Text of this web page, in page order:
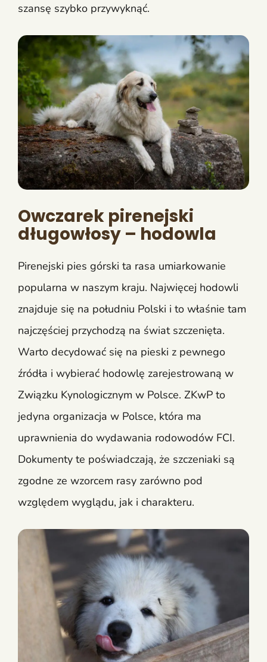
szansę szybko przywyknąć.
Owczarek pirenejski
długowłosy – hodowla
Pirenejski pies górski ta rasa umiarkowanie
popularna w naszym kraju. Najwięcej hodowli
znajduje się na południu Polski i to właśnie tam
najczęściej przychodzą na świat szczenięta.
Warto decydować się na pieski z pewnego
źródła i wybierać hodowlę zarejestrowaną w
Związku Kynologicznym w Polsce. ZKwP to
jedyna organizacja w Polsce, która ma
uprawnienia do wydawania rodowodów FCI.
Dokumenty te poświadczają, że szczeniaki są
zgodne ze wzorcem rasy zarówno pod
względem wyglądu, jak i charakteru.